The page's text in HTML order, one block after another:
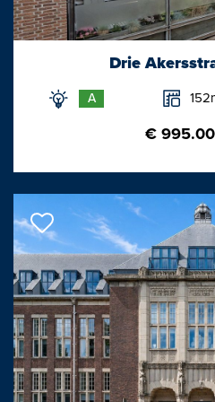
filmhuis Lumen en bijbehorende
gebouw een levendige
Vanzelfsprekend voldoet de
en een WKO-installatie verwarmt
gebouw is ‘klimaatbestendig’ en
wordt vastgehouden en
riool. Ook zijn er zonnepanelen en
aardgasvrij. Maar de Hooghe Delft
komt er een groen dak en
nestplaatsen gemaakt voor
Locatie & bereikbaarheid
Drie
A
€